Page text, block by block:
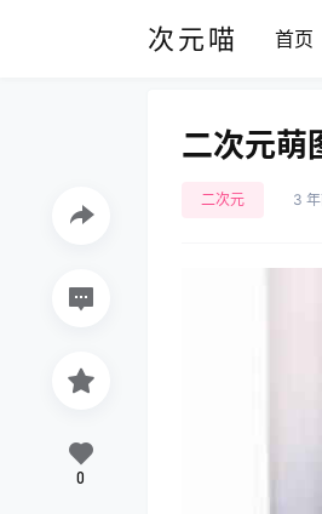
次元喵 首页
二次元萌
二次元 3
0